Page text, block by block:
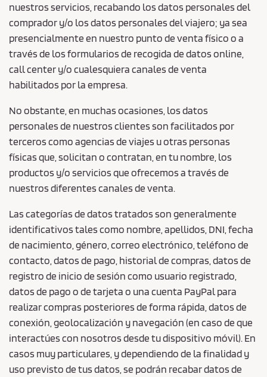
nuestros servicios, recabando los datos personales del
comprador y/o los datos personales del viajero; ya sea
presencialmente en nuestro punto de venta físico o a
través de los formularios de recogida de datos online,
call center y/o cualesquiera canales de venta
habilitados por la empresa.
No obstante, en muchas ocasiones, los datos
personales de nuestros clientes son facilitados por
terceros como agencias de viajes u otras personas
físicas que, solicitan o contratan, en tu nombre, los
productos y/o servicios que ofrecemos a través de
nuestros diferentes canales de venta.
Las categorías de datos tratados son generalmente
identificativos tales como nombre, apellidos, DNI, fecha
de nacimiento, género, correo electrónico, teléfono de
contacto, datos de pago, historial de compras, datos de
registro de inicio de sesión como usuario registrado,
datos de pago o de tarjeta o una cuenta PayPal para
realizar compras posteriores de forma rápida, datos de
conexión, geolocalización y navegación (en caso de que
interactúes con nosotros desde tu dispositivo móvil). En
casos muy particulares, y dependiendo de la finalidad y
uso previsto de tus datos, se podrán recabar datos de